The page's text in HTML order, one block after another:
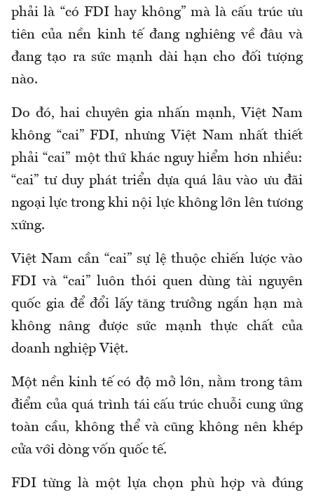
phải là “có FDI hay không” màlà cấu trúc ưu
tiên của nền kinh tế đang nghiêng về đâu và
đang tạo ra sức mạnh dài hạn cho đối tượng
nào.
Do đó, hai chuyên gia nhấn mạnh, Việt Nam
không “cai” FDI, nhưng Việt Nam nhất thiết
phải “cai” một thứ khác nguy hiểm hơn nhiều:
“cai” tư duy phát triển dựa quá lâu vào ưu đãi
ngoại lực trong khi nội lực không lớn lên tương
xứng.
Việt Nam cần “cai” sự lệ thuộc chiến lược vào
FDI và “cai” luôn thói quen dùng tài nguyên
quốc gia để đổi lấy tăng trưởng ngắn hạn mà
không nâng được sức mạnh thực chất của
doanh nghiệp Việt.
Một nền kinh tế có độ mở lớn, nằm trong tâm
điểm của quá trình tái cấu trúc chuỗi cung ứng
toàn cầu, không thể và cũng không nên khép
cửa với dòngvốn quốc tế.
FDI từng là một lựa chọn phù hợp và đúng